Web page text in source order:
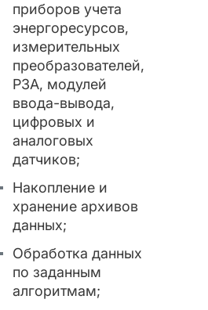
приборов учета
энергоресурсов,
измерительных
преобразователей,
РЗА, модулей
ввода-вывода,
цифровых и
аналоговых
датчиков;
Накопление и
хранение архивов
данных;
Обработка данных
по заданным
алгоритмам;